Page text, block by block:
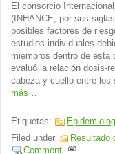
El consorcio
(INHANCE, por sus
posibles factores de
estudios individuales
miembros dentro de esta
evaluó la relación dosis-
cabeza y cuello entre
más…
Etiquetas:
Filed under
Resultado
Comment.